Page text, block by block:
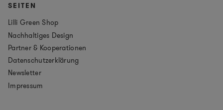
SEITEN
Lilli Green Shop
Nachhaltiges Design
Partner & Kooperationen
Datenschutzerklärung
Newsletter
Impressum